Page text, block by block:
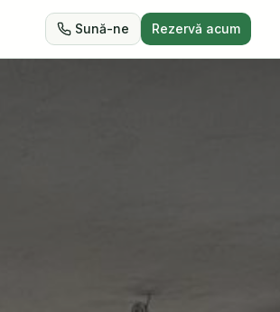
Sună-ne Rezervă acum